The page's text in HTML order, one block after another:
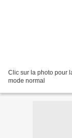
Clic sur la photo pour
mode normal